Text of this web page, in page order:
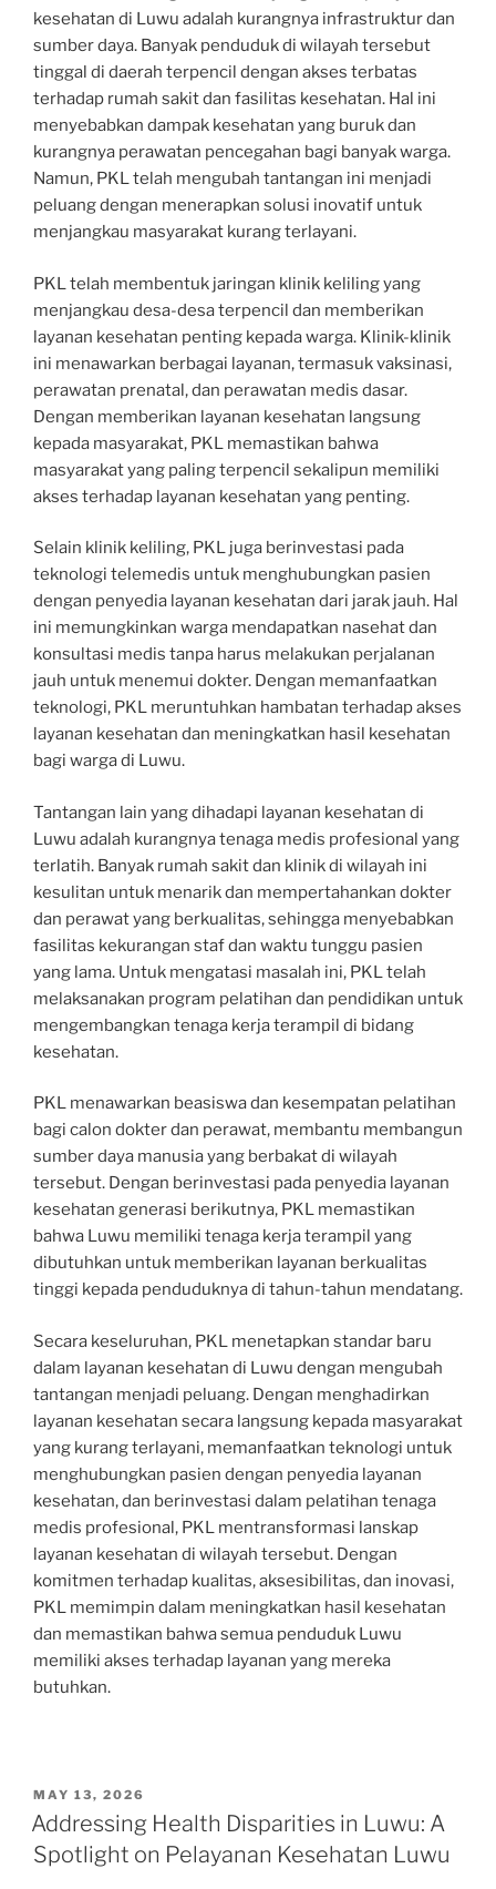
kesehatan di Luwu adalah kurangnya infrastruktur dan
sumber daya. Banyak penduduk di wilayah tersebut
tinggal di daerah terpencil dengan akses terbatas
terhadap rumah sakit dan fasilitas kesehatan. Hal ini
menyebabkan dampak kesehatan yang buruk dan
kurangnya perawatan pencegahan bagi banyak warga.
Namun, PKL telah mengubah tantangan ini menjadi
peluang dengan menerapkan solusi inovatif untuk
menjangkau masyarakat kurang terlayani.
PKL telah membentuk jaringan klinik keliling yang
menjangkau desa-desa terpencil dan memberikan
layanan kesehatan penting kepada warga. Klinik-klinik
ini menawarkan berbagai layanan, termasuk vaksinasi,
perawatan prenatal, dan perawatan medis dasar.
Dengan memberikan layanan kesehatan langsung
kepada masyarakat, PKL memastikan bahwa
masyarakat yang paling terpencil sekalipun memiliki
akses terhadap layanan kesehatan yang penting.
Selain klinik keliling, PKL juga berinvestasi pada
teknologi telemedis untuk menghubungkan pasien
dengan penyedia layanan kesehatan dari jarak jauh. Hal
ini memungkinkan warga mendapatkan nasehat dan
konsultasi medis tanpa harus melakukan perjalanan
jauh untuk menemui dokter. Dengan memanfaatkan
teknologi, PKL meruntuhkan hambatan terhadap akses
layanan kesehatan dan meningkatkan hasil kesehatan
bagi warga di Luwu.
Tantangan lain yang dihadapi layanan kesehatan di
Luwu adalah kurangnya tenaga medis profesional yang
terlatih. Banyak rumah sakit dan klinik di wilayah ini
kesulitan untuk menarik dan mempertahankan dokter
dan perawat yang berkualitas, sehingga menyebabkan
fasilitas kekurangan staf dan waktu tunggu pasien
yang lama. Untuk mengatasi masalah ini, PKL telah
melaksanakan program pelatihan dan pendidikan untuk
mengembangkan tenaga kerja terampil di bidang
kesehatan.
PKL menawarkan beasiswa dan kesempatan pelatihan
bagi calon dokter dan perawat, membantu membangun
sumber daya manusia yang berbakat di wilayah
tersebut. Dengan berinvestasi pada penyedia layanan
kesehatan generasi berikutnya, PKL memastikan
bahwa Luwu memiliki tenaga kerja terampil yang
dibutuhkan untuk memberikan layanan berkualitas
tinggi kepada penduduknya di tahun-tahun mendatang.
Secara keseluruhan, PKL menetapkan standar baru
dalam layanan kesehatan di Luwu dengan mengubah
tantangan menjadi peluang. Dengan menghadirkan
layanan kesehatan secara langsung kepada masyarakat
yang kurang terlayani, memanfaatkan teknologi untuk
menghubungkan pasien dengan penyedia layanan
kesehatan, dan berinvestasi dalam pelatihan tenaga
medis profesional, PKL mentransformasi lanskap
layanan kesehatan di wilayah tersebut. Dengan
komitmen terhadap kualitas, aksesibilitas, dan inovasi,
PKL memimpin dalam meningkatkan hasil kesehatan
dan memastikan bahwa semua penduduk Luwu
memiliki akses terhadap layanan yang mereka
butuhkan.
POSTED
ON
MAY 13, 2026
Addressing Health Disparities in Luwu: A
Spotlight on Pelayanan Kesehatan Luwu